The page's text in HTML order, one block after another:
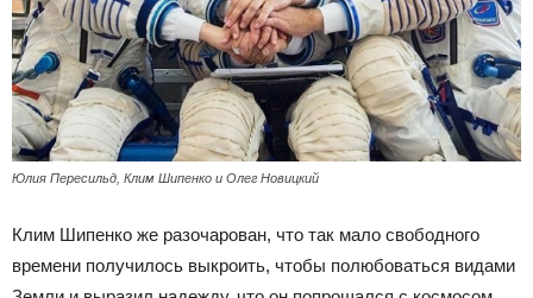
Юлия Пересильд, Клим Шипенко и Олег Новицкий
Клим Шипенко же разочарован, что так мало свободного
времени получилось выкроить, чтобы полюбоваться видами